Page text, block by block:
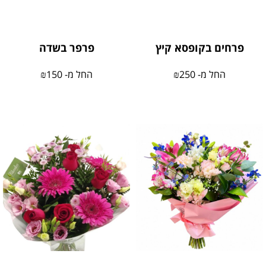
פרחים בקופסא קיץ
החל מ- ₪250
פרפר בשדה
החל מ- ₪150